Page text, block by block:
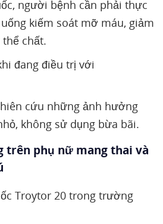
người bệnh cần phải thực
kiếm soát mỡ máu, giảm
chất.
đang điều trị với
cứu những ảnh hưởng
không sử dụng bừa bãi.
trên phụ nữ mang thai và
Troytor 20 trong trường